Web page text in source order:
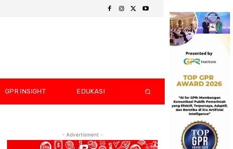
GPR INSIGHT EDUKASI
- Advertisment -